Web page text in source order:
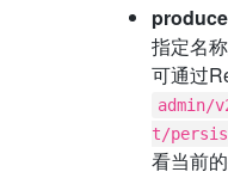
指定名
可通过
admin/
t/
看当前